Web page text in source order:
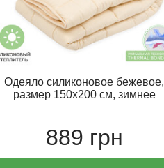
Одеяло силиконовое бежевое,
размер 150х200 см, зимнее
889 грн